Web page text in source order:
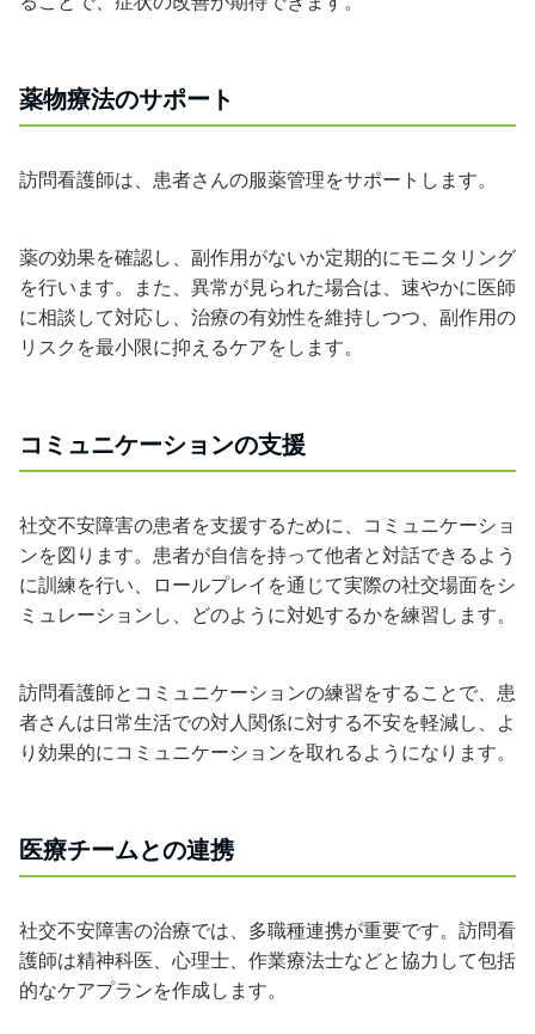
薬物療法のサポート
訪問看護師は、患者さんの服薬管理をサポートします。
薬の効果を確認し、副作用がないか定期的にモニタリング
を行います。また、異常が見られた場合は、速やかに医師
に相談して対応し、治療の有効性を維持しつつ、副作用の
リスクを最小限に抑えるケアをします。
コミュニケーションの支援
社交不安障害の患者を支援するために、コミュニケーショ
ンを図ります。患者が自信を持って他者と対話できるよう
に訓練を行い、ロールプレイを通じて実際の社交場面をシ
ミュレーションし、どのように対処するかを練習します。
訪問看護師とコミュニケーションの練習をすることで、患
者さんは日常生活での対人関係に対する不安を軽減し、よ
り効果的にコミュニケーションを取れるようになります。
医療チームとの連携
社交不安障害の治療では、多職種連携が重要です。訪問看
護師は精神科医、心理士、作業療法士などと協力して包括
的なケアプランを作成します。